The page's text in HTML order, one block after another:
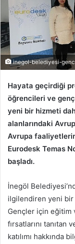
inegol-belediyesi-
Hayata geçirdiği
öğrencileri ve
yeni bir hizmeti
alanlarındaki
Avrupa
Eurodesk Temas
başladı.
İnegöl
ilgilendiren yeni bir
Gençler için eğitim
fırsatlarını
katılımı hakkında